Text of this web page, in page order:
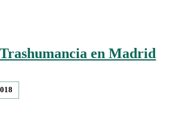
Trashumancia en Madrid